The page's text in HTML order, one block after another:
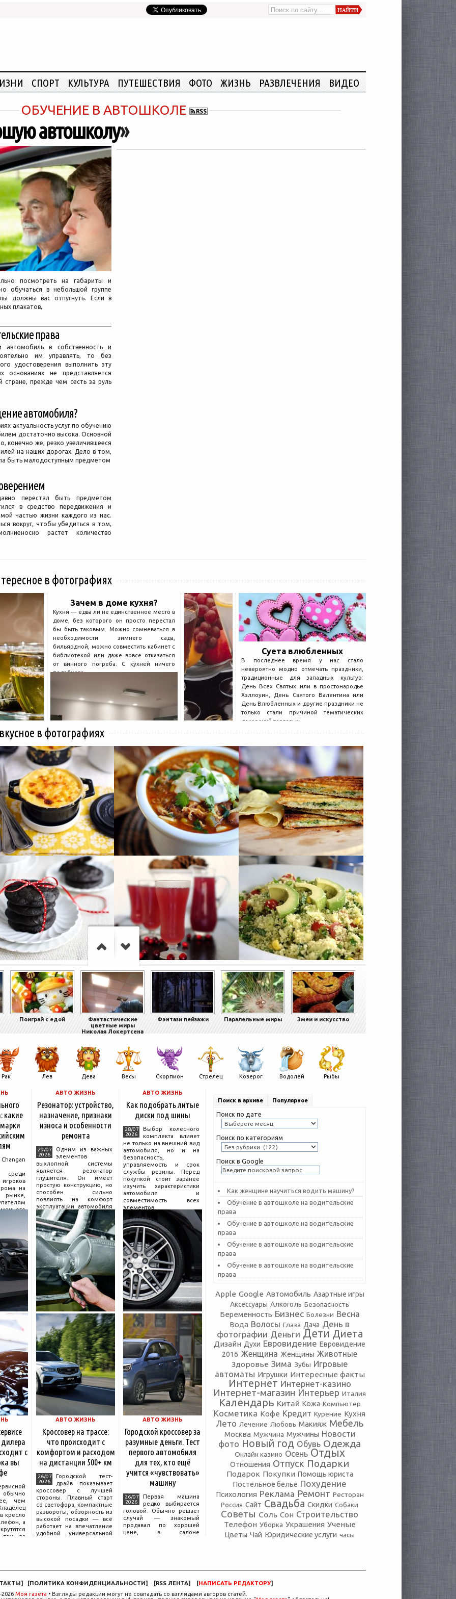
СПОРТ КУЛЬТУРА ПУТЕШЕСТВИЯ ФОТО ЖИЗНЬ РАЗВЛЕЧЕНИЯ ВИДЕО
ОБУЧЕНИЕ В АВТОШКОЛЕ
автошколу»
посмотреть на габариты и
обучаться в небольшой группе
должны вас отпугнуть. Если в
плакатов,
права
автомобиль в собственность и
им управлять, то без
удостоверения выполнить эту
основаниях не представляется
прежде чем сесть за руль
автомобиля?
актуальность услуг по обучению
достаточно высока. Основной
конечно же, резко увеличившееся
на наших дорогах. Дело в том,
быть малодоступным предметом
перестал быть предметом
в средство передвижения и
частью жизни каждого из нас.
вокруг, чтобы убедиться в том,
растет количество
в фотографиях
Зачем в доме кухня?
Кухня — едва ли не единственное место в
доме, без которого он просто перестал
бы быть таковым. Можно сомневаться в
необходимости зимнего сада,
бильярдной, можно совместить кабинет с
библиотекой или даже вовсе отказаться
от винного погреба. С кухней ничего
подобного...
Суета влюбленных
В последнее время у нас стало
невероятно модно отмечать праздники,
традиционные для западных культур:
День Всех Святых или в простонародье
Хэллоуин, День Святого Валентина или
День Влюбленных и другие праздники не
только стали причиной тематических
декораций торговых...
в фотографиях
Поиграй с едой
Фантастические
цветные миры
Николая Локертсена
Фэнтази пейзажи Паралельные миры Змеи и искусство
Рак Лев Дева Весы Скорпион Стрелец Козерог Водолей Рыбы
какие
на
АВТО ЖИЗНЬ
Резонатор: устройство,
назначение, признаки
износа и особенности
ремонта
29/07
2026
Одним из важных
элементов
выхлопной системы
является резонатор
глушителя. Он имеет
простую конструкцию, но
способен сильно
повлиять на комфорт
эксплуатации автомобиля
и правильную работу
выхлопа.
Для чего нужен
резонатор
АВТО ЖИЗНЬ
Как подобрать литые
диски под шины
28/07
2026
Выбор колесного
комплекта влияет
не только на внешний вид
автомобиля, но и на
безопасность,
управляемость и срок
службы резины. Перед
покупкой стоит заранее
изучить характеристики
автомобиля и
совместимость всех
элементов.
с
вы
чем
кресло
а
там, за
АВТО ЖИЗНЬ
Кроссовер на трассе:
что происходит с
комфортом и расходом
на дистанции 500+ км
26/07
2026
Городской тест-
драйв показывает
кроссовер с лучшей
стороны. Плавный старт
со светофора, компактные
развороты, обзорность из
высокой посадки — всё
работает на впечатление
удобной универсальной
АВТО ЖИЗНЬ
Городской кроссовер за
разумные деньги. Тест
первого автомобиля
для тех, кто ещё
учится «чувствовать»
машину
26/07
2026
Первая машина
редко выбирается
головой. Обычно решает
случай — знакомый
продавал по хорошей
цене, в салоне
компромисса между
Поиск в архиве Популярное
Поиск по дате
Поиск по категориям
Поиск в Google
Как женщине научиться водить машину?
Обучение в автошколе на водительские
права
Обучение в автошколе на водительские
права
Обучение в автошколе на водительские
права
Обучение в автошколе на водительские
права
Apple Google Автомобиль Азартные игры
Аксессуары Алкоголь Безопасность
Беременность Бизнес Болезни Весна
Вода Волосы Глаза Дача День в
фотографии Деньги Дети Диета
Дизайн Духи Евровидение Евровидение
2016 Женщина Женщины Животные
Здоровье Зима Зубы Игровые
автоматы Игрушки Интересные факты
Интернет Интернет-казино
Интернет-магазин Интерьер Италия
Календарь Китай Кожа Компьютер
Косметика Кофе Кредит Курение Кухня
Лето Лечение Любовь Макияж Мебель
Москва Мужчина Мужчины Новости
фото Новый год Обувь Одежда
Онлайн казино Осень Отдых
Отношения Отпуск Подарки
Подарок Покупки Помощь юриста
Постельное белье Похудение
Психология Реклама Ремонт Ресторан
Россия Сайт Свадьба Скидки Собаки
Советы Соль Сон Строительство
Телефон Уборка Украшения Ученые
Цветы Чай Юридические услуги часы
] [ПОЛИТИКА КОНФИДЕНЦИАЛЬНОСТИ] [RSS ЛЕНТА] [НАПИСАТЬ РЕДАКТОРУ]
2026 Моя газета • Взгляды редакции могут не совпадать со взглядами авторов статей.